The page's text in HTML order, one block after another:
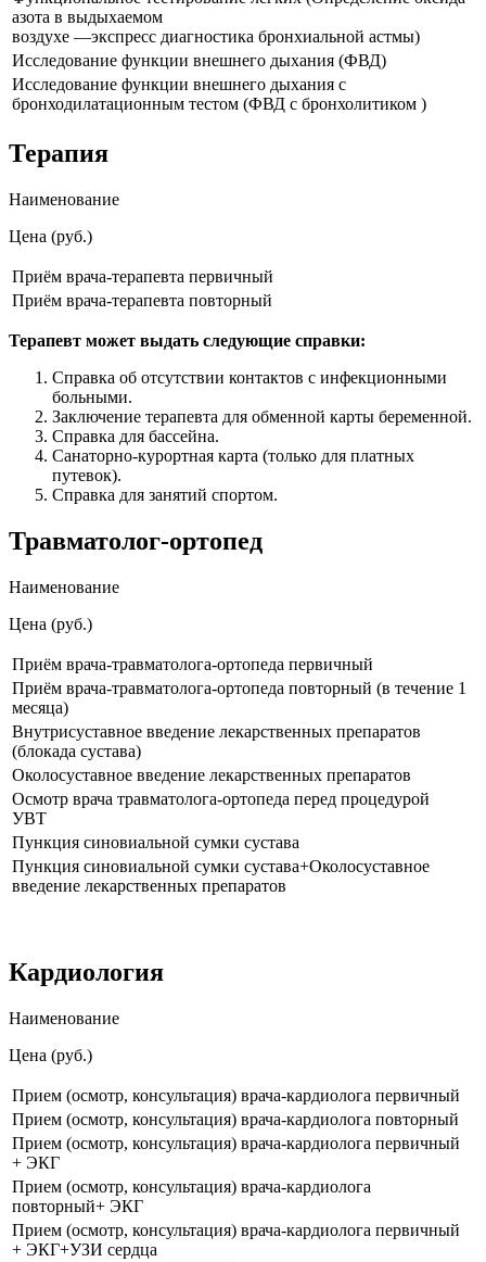
азота в выдыхаемом
воздухе —экспресс диагностика бронхиальной астмы)
Исследование функции внешнего дыхания (ФВД)
Исследование функции внешнего дыхания с
бронходилатационным тестом (ФВД с бронхолитиком )
Терапия
Наименование
Цена (руб.)
Приём врача-терапевта первичный
Приём врача-терапевта повторный
Терапевт может выдать следующие справки:
Справка об отсутствии контактов с инфекционными
больными.
Заключение терапевта для обменной карты беременной.
Справка для бассейна.
Санаторно-курортная карта (только для платных
путевок).
Справка для занятий спортом.
Травматолог-ортопед
Наименование
Цена (руб.)
Приём врача-травматолога-ортопеда первичный
Приём врача-травматолога-ортопеда повторный (в течение 1
месяца)
Внутрисуставное введение лекарственных препаратов
(блокада сустава)
Околосуставное введение лекарственных препаратов
Осмотр врача травматолога-ортопеда перед процедурой
УВТ
Пункция синовиальной сумки сустава
Пункция синовиальной сумки сустава+Околосуставное
введение лекарственных препаратов
Кардиология
Наименование
Цена (руб.)
Прием (осмотр, консультация) врача-кардиолога первичный
Прием (осмотр, консультация) врача-кардиолога повторный
Прием (осмотр, консультация) врача-кардиолога первичный
+ ЭКГ
Прием (осмотр, консультация) врача-кардиолога
повторный+ ЭКГ
Прием (осмотр, консультация) врача-кардиолога первичный
+ ЭКГ+УЗИ сердца